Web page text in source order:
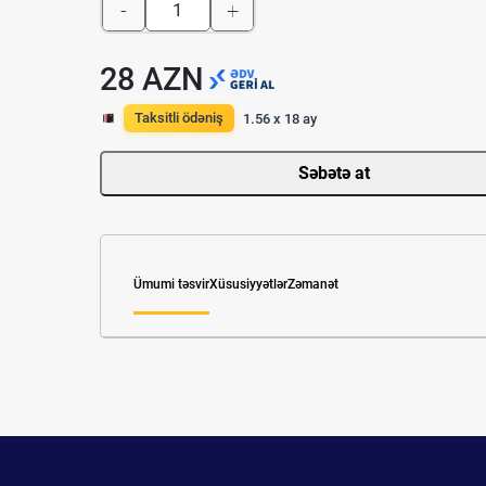
- +
28 AZN
Taksitli ödəniş 1.56 x 18 ay
Səbətə at
Ümumi təsvirXüsusiyyətlərZəmanət